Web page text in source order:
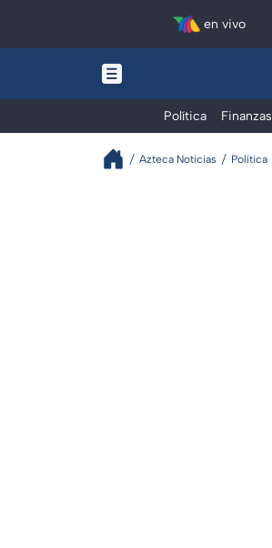
en vivo
Política Finanzas
Azteca Noticias Política